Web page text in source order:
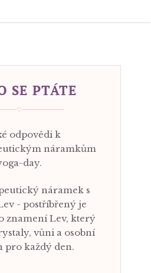
SE PTÁTE
♡
odpovědi k
náramkům
day.
náramek s
- postříbřený je
znamení Lev, který
vůni a osobní
pro každý den.